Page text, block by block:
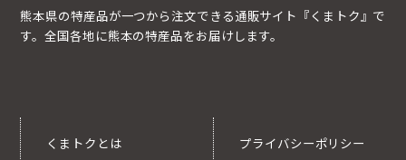
熊本県の特産品が一つから注文できる通販サイト『くまトク』で
す。全国各地に熊本の特産品をお届けします。
くまトクとは プライバシーポリシー